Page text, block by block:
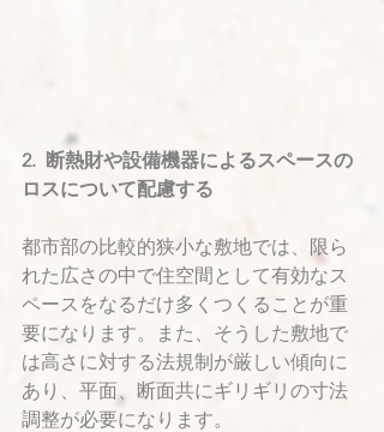
2.  断熱財や設備機器によるスペースの
ロスについて配慮する
都市部の比較的狭小な敷地では、限ら
れた広さの中で住空間として有効なス
ペースをなるだけ多くつくることが重
要になります。また、そうした敷地で
は高さに対する法規制が厳しい傾向に
あり、平面、断面共にギリギリの寸法
調整が必要になります。